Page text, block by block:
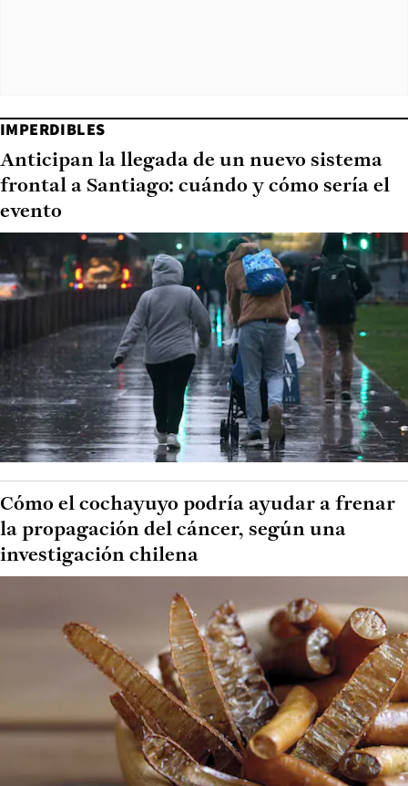
IMPERDIBLES
Anticipan la llegada de un nuevo sistema
frontal a Santiago: cuándo y cómo sería el
evento
Cómo el cochayuyo podría ayudar a frenar
la propagación del cáncer, según una
investigación chilena